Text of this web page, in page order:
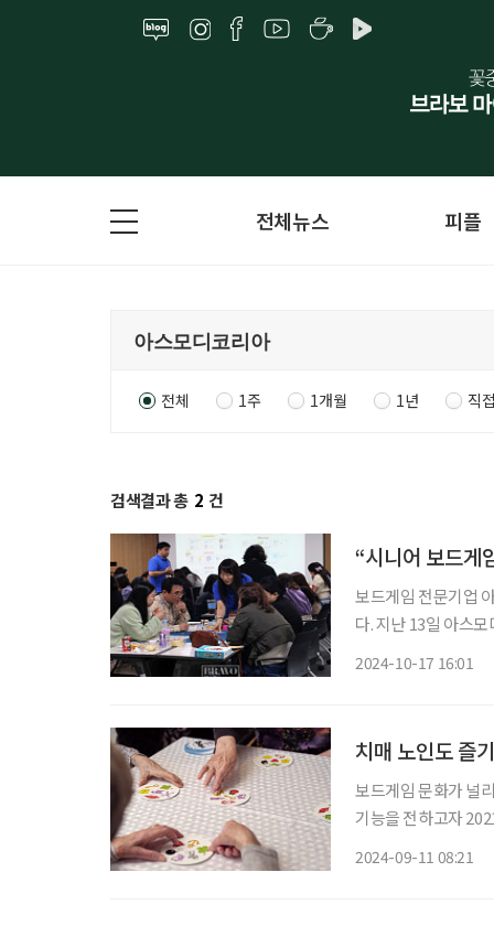
전체뉴스 피플
전체 1주 1개월 1년 직
검색결과 총 2 건
“시니어 보드게
보드게임 전문기업
다. 지난 13일 아스모디코리아는 보드게임을 활용한 시니어 수업이 개설된 기관에서 활동하
2024-10-17 16:01
치매 노인도 즐
보드게임 문화가 널
기능을 전하고자
2024-09-11 08:21